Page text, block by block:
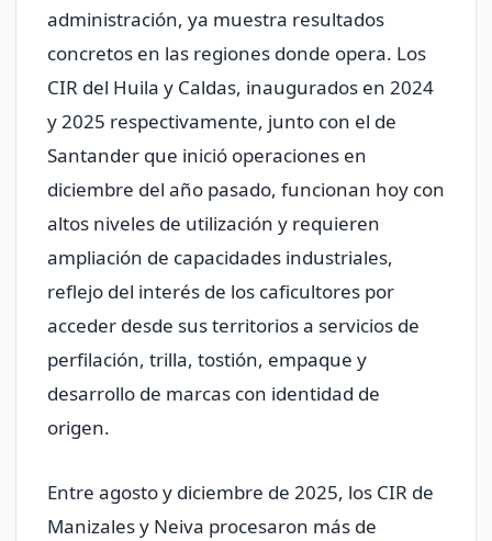
administración, ya muestra resultados
concretos en las regiones donde opera. Los
CIR del Huila y Caldas, inaugurados en 2024
y 2025 respectivamente, junto con el de
Santander que inició operaciones en
diciembre del año pasado, funcionan hoy con
altos niveles de utilización y requieren
ampliación de capacidades industriales,
reflejo del interés de los caficultores por
acceder desde sus territorios a servicios de
perfilación, trilla, tostión, empaque y
desarrollo de marcas con identidad de
origen.
Entre agosto y diciembre de 2025, los CIR de
Manizales y Neiva procesaron más de